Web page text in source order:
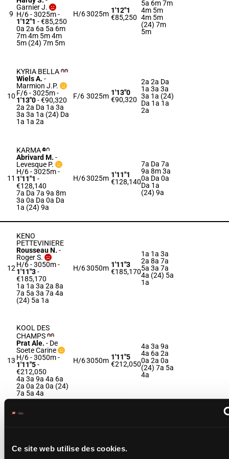
Ce site web utilise des cookies.
9
Garnier J.
H/6 - 3025m-
1'12"1 - €85,250
0a 2a 6a 5a 6m
7m 4m 5m 4m
5m (24) 7m 5m
H/63025m 1'12"1
€85,250
5a 6m 7m
4m 5m
4m 5m
(24) 7m
5m
10
KYRIA BELLA
Wiels A. -
Marmion J.P.
F/6 - 3025m-
1'13"0- €90,320
2a 2a Da 1a 3a
3a 3a 1a (24) Da
1a 1a 2a
F/6 3025m 1'13"0
€90,320
2a 2a Da
1a 3a 3a
3a 1a (24)
Da 1a 1a
2a
11
KARMA
Abrivard M. -
Levesque P.
H/6 - 3025m-
1'11"1 -
€128,140
7a Da 7a 9a 8m
3a 0a Da 0a Da
1a (24) 9a
H/63025m 1'11"1
€128,140
7a Da 7a
9a 8m 3a
0a Da 0a
Da 1a
(24) 9a
12
KENO
PETTEVINIERE
Rousseau N. -
Roger S.
H/6 - 3050m-
1'11"3-
€185,170
1a 1a 3a 2a 8a
7a 5a 3a 7a 4a
(24) 5a 1a
H/63050m 1'11"3
€185,170
1a 1a 3a
2a 8a 7a
5a 3a 7a
4a (24) 5a
1a
13
KOOL DES
CHAMPS
Prat Ale. - De
Soete Carine
H/6 - 3050m-
1'11"5-
€212,050
4a 3a 9a 4a 6a
2a 0a 2a 0a (24)
7a 5a 4a
H/63050m 1'11"5
€212,050
4a 3a 9a
4a 6a 2a
0a 2a 0a
(24) 7a 5a
4a
14H/6 - 3050m-
H/63050m 1'10"9